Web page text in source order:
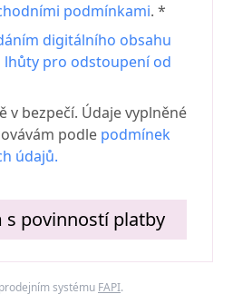
podmínkami. *
digitálního obsahu
pro odstoupení od
v bezpečí. Údaje vyplněné
podle podmínek
údajů.
s povinností platby
systému FAPI.